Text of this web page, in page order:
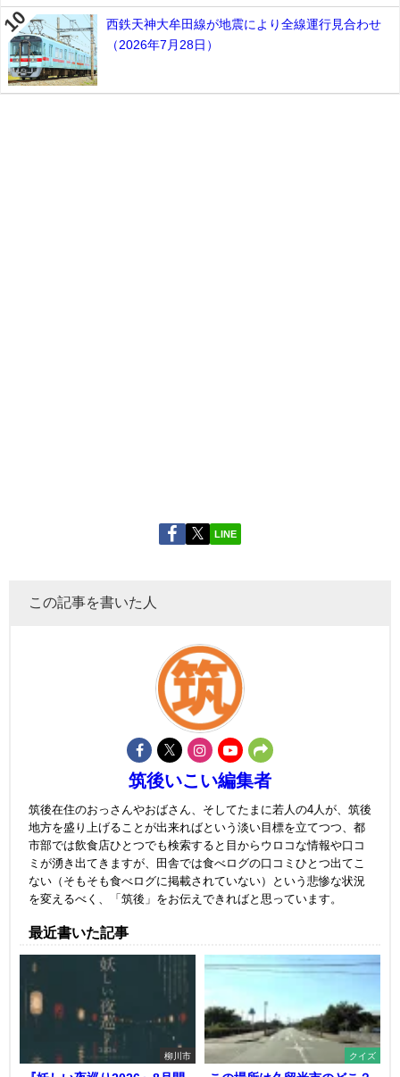
西鉄天神大牟田線が地震により全線運行見合わせ
（2026年7月28日）
LINE
この記事を書いた人
筑後いこい編集者
筑後在住のおっさんやおばさん、そしてたまに若人の4人が、筑後
地方を盛り上げることが出来ればという淡い目標を立てつつ、都
市部では飲食店ひとつでも検索すると目からウロコな情報や口コ
ミが湧き出てきますが、田舎では食べログの口コミひとつ出てこ
ない（そもそも食べログに掲載されていない）という悲惨な状況
を変えるべく、「筑後」をお伝えできればと思っています。
最近書いた記事
柳川市 クイズ